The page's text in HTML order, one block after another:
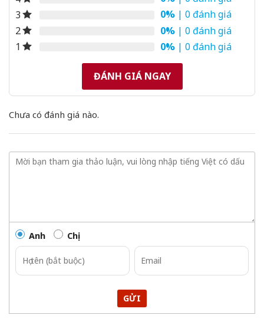
3
0% | 0 đánh giá
2
0% | 0 đánh giá
1
0% | 0 đánh giá
ĐÁNH GIÁ NGAY
Chưa có đánh giá nào.
Anh Chị
GỬI